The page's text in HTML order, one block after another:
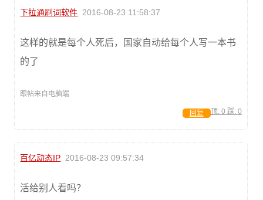
下拉通刷词软件 2016-08-23 11:58:37
这样的就是每个人死后，国家自动给每个人写一本书
的了
跟帖来自电脑端
顶: 0 踩: 0
回复
百亿动态IP 2016-08-23 09:57:34
活给别人看吗？